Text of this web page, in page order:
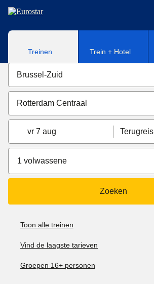
Naar hoofdinhoud
Treinen Trein + Hotel
vr 7 aug Terugreis
1 volwassene
Zoeken
Toon alle treinen
Vind de laagste tarieven
Groepen 16+ personen